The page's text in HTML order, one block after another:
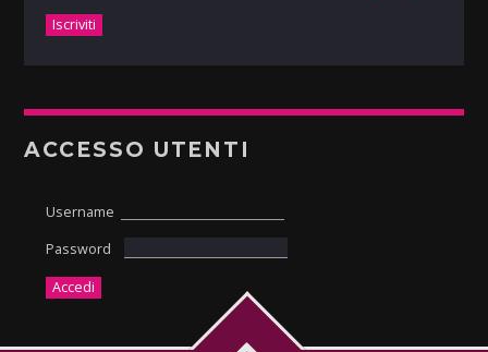
ACCESSO UTENTI
Username
Password